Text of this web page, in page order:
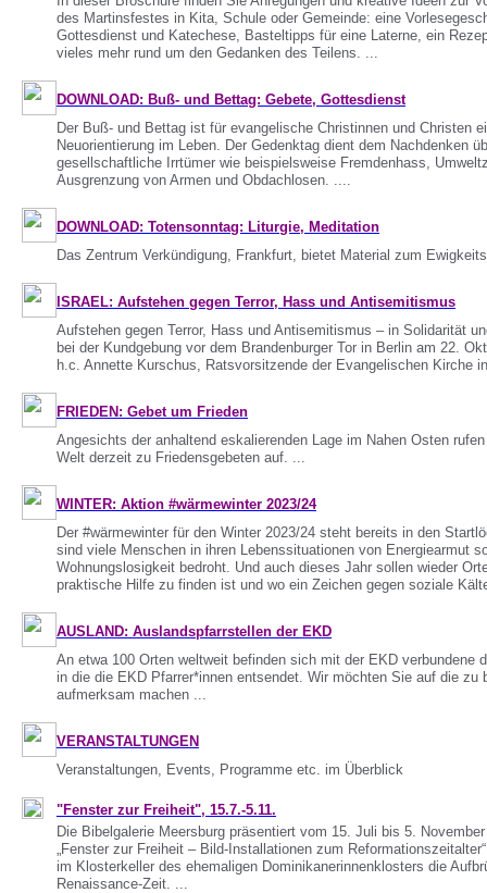
des Martinsfestes in Kita, Schule oder Gemeinde: eine
Gottesdienst und Katechese, Basteltipps für eine Laterne, ein
vieles mehr rund um den Gedanken des Teilens. ...
DOWNLOAD: Buß- und Bettag: Gebete, Gottesdienst
Der Buß- und Bettag ist für evangelische Christinnen und Christen
Neuorientierung im Leben. Der Gedenktag dient dem Nachdenken
gesellschaftliche Irrtümer wie beispielsweise Fremdenhass,
Ausgrenzung von Armen und Obdachlosen. ....
DOWNLOAD: Totensonntag: Liturgie, Meditation
Das Zentrum Verkündigung, Frankfurt, bietet Material zum
ISRAEL: Aufstehen gegen Terror, Hass und Antisemitismus
Aufstehen gegen Terror, Hass und Antisemitismus – in Solidarität
bei der Kundgebung vor dem Brandenburger Tor in Berlin am 22.
h.c. Annette Kurschus, Ratsvorsitzende der Evangelischen Kirche
FRIEDEN: Gebet um Frieden
Angesichts der anhaltend eskalierenden Lage im Nahen Osten
Welt derzeit zu Friedensgebeten auf. ...
WINTER: Aktion #wärmewinter 2023/24
Der #wärmewinter für den Winter 2023/24 steht bereits in den
sind viele Menschen in ihren Lebenssituationen von Energiearmut
Wohnungslosigkeit bedroht. Und auch dieses Jahr sollen wieder
praktische Hilfe zu finden ist und wo ein Zeichen gegen soziale
AUSLAND: Auslandspfarrstellen der EKD
An etwa 100 Orten weltweit befinden sich mit der EKD verbundene
in die die EKD Pfarrer*innen entsendet. Wir möchten Sie auf die zu
aufmerksam machen ...
VERANSTALTUNGEN
Veranstaltungen, Events, Programme etc. im Überblick
"Fenster zur Freiheit", 15.7.-5.11.
Die Bibelgalerie Meersburg präsentiert vom 15. Juli bis 5.
„Fenster zur Freiheit – Bild-Installationen zum
im Klosterkeller des ehemaligen Dominikanerinnenklosters die
Renaissance-Zeit. ...